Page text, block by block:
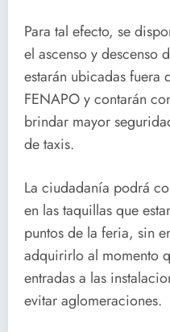
Para tal efecto, se
el ascenso y descenso
estarán ubicadas fuera
FENAPO y contarán
brindar mayor
de taxis.
La ciudadanía podrá
en las taquillas que
puntos de la feria, sin
adquirirlo al momento
entradas a las
evitar aglomeraciones.